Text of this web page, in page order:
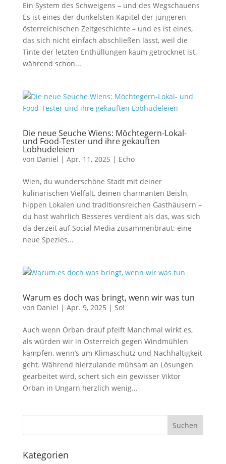
Ein System des Schweigens – und des Wegschauens
Es ist eines der dunkelsten Kapitel der jüngeren
österreichischen Zeitgeschichte – und es ist eines,
das sich nicht einfach abschließen lässt, weil die
Tinte der letzten Enthüllungen kaum getrocknet ist,
während schon...
Die neue Seuche Wiens: Möchtegern-Lokal-
und Food-Tester und ihre gekauften
Lobhudeleien
von Daniel | Apr. 11, 2025 | Echo
Wien, du wunderschöne Stadt mit deiner
kulinarischen Vielfalt, deinen charmanten Beisln,
hippen Lokalen und traditionsreichen Gasthäusern –
du hast wahrlich Besseres verdient als das, was sich
da derzeit auf Social Media zusammenbraut: eine
neue Spezies...
Warum es doch was bringt, wenn wir was tun
von Daniel | Apr. 9, 2025 | So!
Auch wenn Orban drauf pfeift Manchmal wirkt es,
als würden wir in Österreich gegen Windmühlen
kämpfen, wenn’s um Klimaschutz und Nachhaltigkeit
geht. Während hierzulande mühsam an Lösungen
gearbeitet wird, schert sich ein gewisser Viktor
Orban in Ungarn herzlich wenig...
Suchen
Kategorien